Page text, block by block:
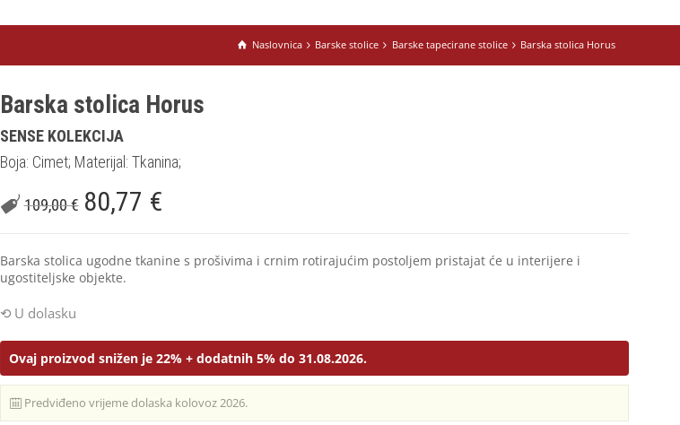
Naslovnica Barske stolice Barske tapecirane stolice Barska stolica Horus
Barska stolica Horus
SENSE KOLEKCIJA
Boja: Cimet; Materijal: Tkanina;
109,00€ 80,77 €
Barska stolica ugodne tkanine s prošivima i crnim rotirajućim postoljem pristajat će u interijere i
ugostiteljske objekte.
U dolasku
Ovaj proizvod snižen je 22% + dodatnih 5% do 31.08.2026.
Predviđeno vrijeme dolaska kolovoz 2026.